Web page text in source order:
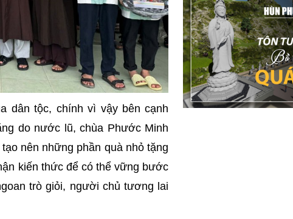
dân tộc, chính vì vậy bên cạnh
do nước lũ, chùa Phước Minh
nên những phần quà nhỏ tặng
kiến thức để có thể vững bước
trò giỏi, người chủ tương lai